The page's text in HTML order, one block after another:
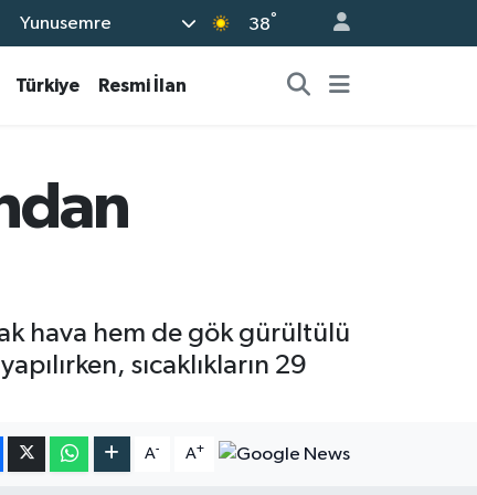
Yunusemre 38°
Türkiye Resmi İlan
hava hem de gök gürültülü
sıcaklıkların 29
A- A+